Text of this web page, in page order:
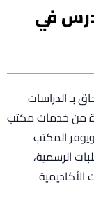
في
بـ الدراسات
من خدمات مكتب
المكتب
الرسمية،